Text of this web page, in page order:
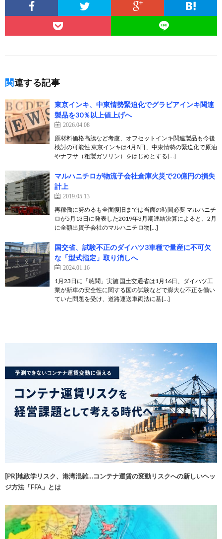
関連する記事
東京インキ、中東情勢緊迫化でグラビアインキ関連
製品を30％以上値上げへ
2026.04.08
原材料価格高騰など考慮、オフセットインキ関連製品も今後
検討の可能性 東京インキは4月8日、中東情勢の緊迫化で原油
やナフサ（粗製ガソリン）をはじめとする[…]
マルハニチロが物流子会社倉庫火災で20億円の損失
計上
2019.05.13
再稼働に努めるも全面復旧までは当面の時間必要 マルハニチ
ロが5月13日に発表した2019年3月期連結決算によると、2月
に全額出資子会社のマルハニチロ物[…]
国交省、試験不正のダイハツ3車種で量産に不可欠
な「型式指定」取り消しへ
2024.01.16
1月23日に「聴聞」実施 国土交通省は1月16日、ダイハツ工
業が新車の安全性に関する国の試験などで膨大な不正を働い
ていた問題を受け、道路運送車両法に基[…]
[PR]地政学リスク、港湾混雑…コンテナ運賃の変動リスクへの新しいヘッ
ジ方法「FFA」とは